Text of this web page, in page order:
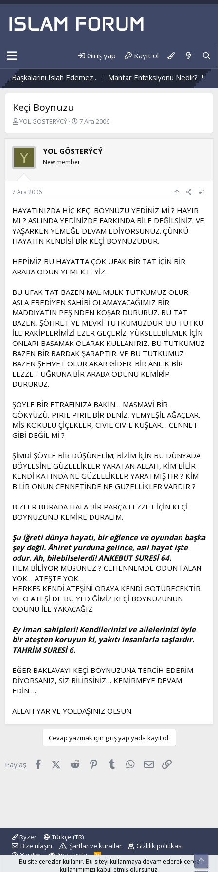
Giriş yap Kayıt ol
Islah Edemez... Mantar Enfeksiyonu Nedir?
Keçi Boynuzu
K
b
u
u
b
a
l
a
t
a
n
YOL GÖSTERÝCÝ
B
l
a
n
ı
a
r
i
h
i
7 Ara 2006
Y YOL GÖSTERÝCÝ
New member
7 Ara 2006 #1
HAYATINIZDA HİÇ KEÇİ BOYNUZU YEDİNİZ Mİ ? HAYIR
MI ? ASLINDA YEDİNİZDE FARKINDA BİLE DEĞİLSİNİZ. VE
YAŞARKEN YEMEĞE DEVAM EDİYORSUNUZ. ÇÜNKÜ
HAYATIN KENDİSİ BİR KEÇİ BOYNUZUDUR.
HEPİMİZ BU HAYATTA ÇOK UFAK BİR TAT İÇİN BİR
ARABA ODUN YEMEKTEYİZ.
BU UFAK TAT BAZEN MAL MÜLK TUTKUMUZ OLUR.
ASLA EBEDİYEN SAHİBİ OLAMAYACAĞIMIZ BİR
MADDİYATIN PEŞİNDEN KOŞAR DURURUZ. BU TAT
BAZEN, ŞÖHRET VE MEVKİ TUTKUMUZDUR. BU TUTKU
İLE RAKİPLERİMİZİ EZER GEÇERİZ. YÜKSELEBİLMEK İÇİN
ONLARI BASAMAK OLARAK KULLANIRIZ. BU TUTKUMUZ
BAZEN BİR BARDAK ŞARAPTIR. VE BU TUTKUMUZ
BAZEN ŞEHVET OLUR AKAR GİDER. BİR ANLIK BİR
LEZZET UĞRUNA BİR ARABA ODUNU KEMİRİP
DURURUZ.
ŞÖYLE BİR ETRAFINIZA BAKIN… MASMAVİ BİR
GÖKYÜZÜ, PIRIL PIRIL BİR DENİZ, YEMYEŞİL AĞAÇLAR,
MİS KOKULU ÇİÇEKLER, CIVIL CIVIL KUŞLAR… CENNET
GİBİ DEĞİL Mİ ?
ŞİMDİ ŞÖYLE BİR DÜŞÜNELİM; BİZİM İÇİN BU DÜNYADA
BÖYLESİNE GÜZELLİKLER YARATAN ALLAH, KİM BİLİR
KENDİ KATINDA NE GÜZELLİKLER YARATMIŞTIR ? KİM
BİLİR ONUN CENNETİNDE NE GÜZELLİKLER VARDIR ?
BİZLER BURADA HALA BİR PARÇA LEZZET İÇİN KEÇİ
BOYNUZUNU KEMİRE DURALIM.
Şu iğreti dünya hayatı, bir eğlence ve oyundan başka
şey değil. Âhiret yurduna gelince, asıl hayat işte
odur. Ah, bilebilselerdi! ANKEBUT SURESİ 64.
HEM BİLİYOR MUSUNUZ ? CEHENNEMDE ODUN FALAN
YOK… ATEŞTE YOK…
HERKES KENDİ ATEŞİNİ ORAYA KENDİ GÖTÜRECEKTİR.
VE O ATEŞİ DE BU YEDİĞİMİZ KEÇİ BOYNUZUNUN
ODUNU İLE YAKACAĞIZ.
Ey iman sahipleri! Kendilerinizi ve ailelerinizi öyle
bir ateşten koruyun ki, yakıtı insanlarla taşlardır.
TAHRİM SURESİ 6.
EĞER BAKLAVAYI KEÇİ BOYNUZUNA TERCİH EDERİM
DİYORSANIZ, SİZ BİLİRSİNİZ… KEMİRMEYE DEVAM
EDİN….
ALLAH YAR VE YOLDAŞINIZ OLSUN.
Cevap yazmak için giriş yap yada kayıt ol.
Paylaş: FacebookX (Twitter)
Reddit Pinterest
Tumblr WhatsApp
E-posta
Ryzer
Türkçe (TR)
Bize ulaşın
Şartlar ve kurallar
Gizlilik politikası
Yardım
Ana sayfa
R
S
S
Bu site çerezler kullanır. Bu siteyi kullanmaya devam ederek çerez
kullanımımızı kabul etmiş olursunuz.
Üst